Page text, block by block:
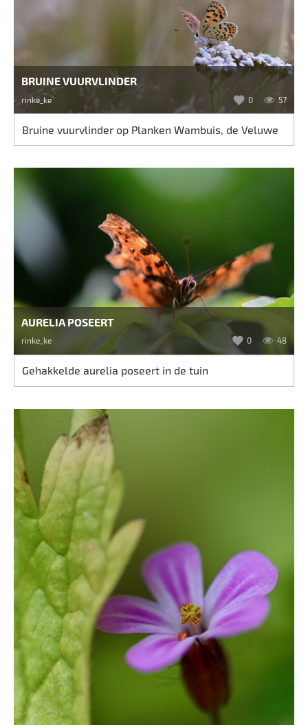
BRUINE VUURVLINDER
rinke_ke 0 57
Bruine vuurvlinder op Planken Wambuis, de Veluwe
AURELIA POSEERT
rinke_ke 0 48
Gehakkelde aurelia poseert in de tuin